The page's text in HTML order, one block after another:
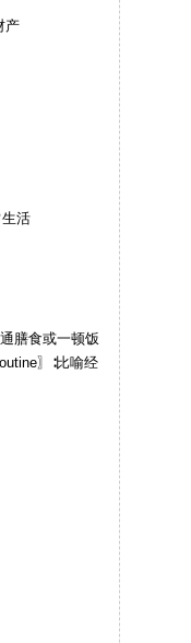
产
活
膳食或一顿饭
〗∶比喻经